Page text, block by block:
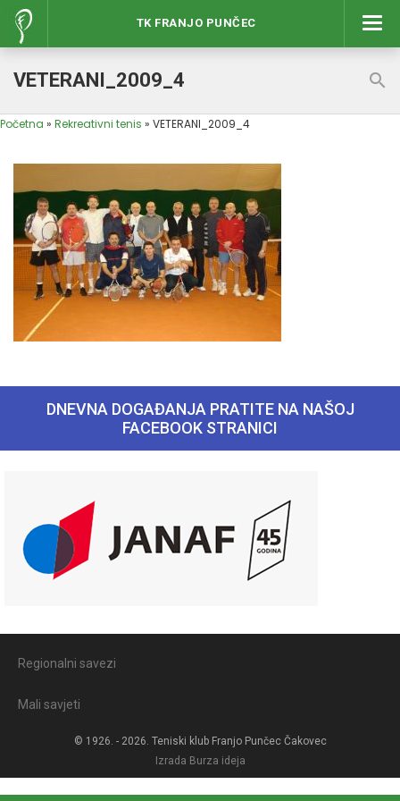
TK FRANJO PUNČEC
VETERANI_2009_4
Početna » Rekreativni tenis » VETERANI_2009_4
DNEVNA DOGAĐANJA PRATITE NA NAŠOJ
FACEBOOK STRANICI
Regionalni savezi
Mali savjeti
© 1926. - 2026. Teniski klub Franjo Punčec Čakovec
Izrada Burza ideja